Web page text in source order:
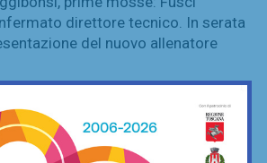
direttore tecnico. In serata
del nuovo allenatore
Lilliano e il ripescaggio in
“Una gioia immensa. Pronti
affrontare la nuova avventura”